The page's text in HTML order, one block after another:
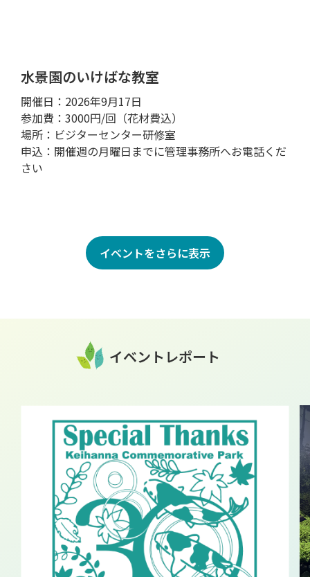
水景園のいけばな教室
開催日：2026年9月17日
参加費：3000円/回（花材費込）
場所：ビジターセンター研修室
申込：開催週の月曜日までに管理事務所へお電話くだ
さい
イベントをさらに表示
イベントレポート